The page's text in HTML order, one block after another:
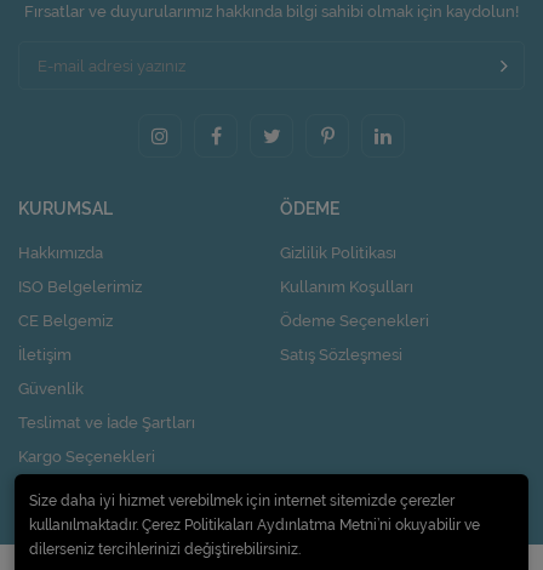
Fırsatlar ve duyurularımız hakkında bilgi sahibi olmak için kaydolun!
KURUMSAL
Hakkımızda
ISO Belgelerimiz
CE Belgemiz
İletişim
Güvenlik
Teslimat ve İade Şartları
Kargo Seçenekleri
Nasıl Kupon Kazanırım?
ÖDEME
Gizlilik Politikası
Kullanım Koşulları
Ödeme Seçenekleri
Satış Sözleşmesi
Size daha iyi hizmet verebilmek için internet sitemizde çerezler
kullanılmaktadır. Çerez Politikaları Aydınlatma Metni’ni okuyabilir ve
dilerseniz tercihlerinizi değiştirebilirsiniz.